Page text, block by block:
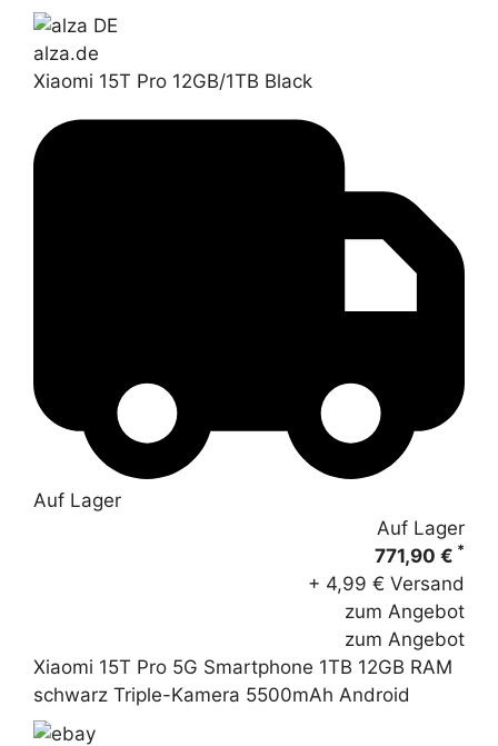
alza.de
Xiaomi 15T Pro 12GB/1TB Black
Auf Lager
Auf Lager
771,90 € *
+ 4,99 € Versand
zum Angebot
zum Angebot
Xiaomi 15T Pro 5G Smartphone 1TB 12GB RAM
schwarz Triple-Kamera 5500mAh Android